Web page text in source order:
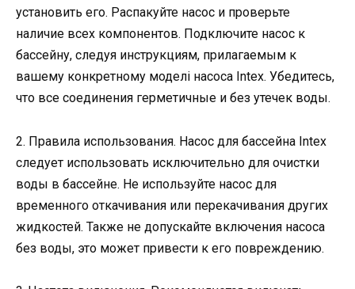
установить его. Распакуйте насос и проверьте
наличие всех компонентов. Подключите насос к
бассейну, следуя инструкциям, прилагаемым к
вашему конкретному моделі насоса Intex. Убедитесь,
что все соединения герметичные и без утечек воды.
2. Правила использования. Насос для бассейна Intex
следует использовать исключительно для очистки
воды в бассейне. Не используйте насос для
временного откачивания или перекачивания других
жидкостей. Также не допускайте включения насоса
без воды, это может привести к его повреждению.